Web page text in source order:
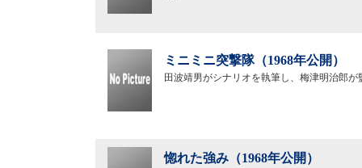
ミニミニ突撃隊（1968年公開）
田波靖男がシナリオを執筆し、梅津明治郎
惚れた強み（1968年公開）